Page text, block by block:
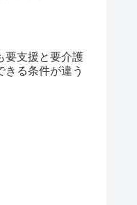
要支援と要介護
きる条件が違う